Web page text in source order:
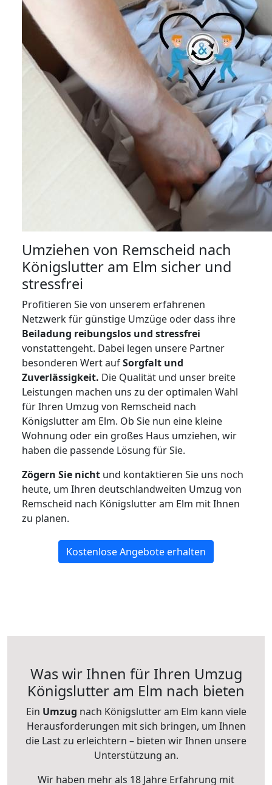
Umziehen von Remscheid nach
Königslutter am Elm sicher und
stressfrei
Profitieren Sie von unserem erfahrenen
Netzwerk für günstige Umzüge oder dass ihre
Beiladung reibungslos und stressfrei
vonstattengeht. Dabei legen unsere Partner
besonderen Wert aufSorgfalt und
Zuverlässigkeit. Die Qualität und unser breite
Leistungen machen uns zu der optimalen Wahl
für Ihren Umzug von Remscheid nach
Königslutter am Elm. Ob Sie nun eine kleine
Wohnung oder ein großes Haus umziehen, wir
haben die passende Lösung für Sie.
Zögern Sie nicht und kontaktieren Sie uns noch
heute, um Ihren deutschlandweiten Umzug von
Remscheid nach Königslutter am Elm mit Ihnen
zu planen.
Kostenlose Angebote erhalten
Was wir Ihnen für Ihren Umzug
Königslutter am Elm nach bieten
Ein Umzug nach Königslutter am Elm kann viele
Herausforderungen mit sich bringen, um Ihnen
die Last zu erleichtern – bieten wir Ihnen unsere
Unterstützung an.
Wir haben mehr als 18 Jahre Erfahrung mit